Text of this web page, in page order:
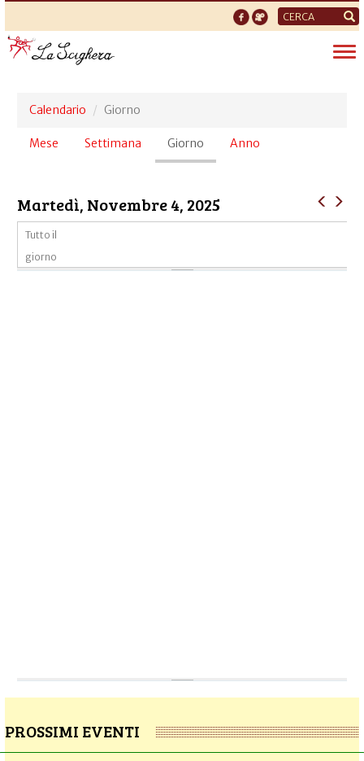
Form
di
ricerca
Calendario Giorno
Schede
Mese Settimana Giorno (scheda
attiva)
Anno
Martedì, Novembre 4, 2025
Tutto il
giorno
PROSSIMI EVENTI